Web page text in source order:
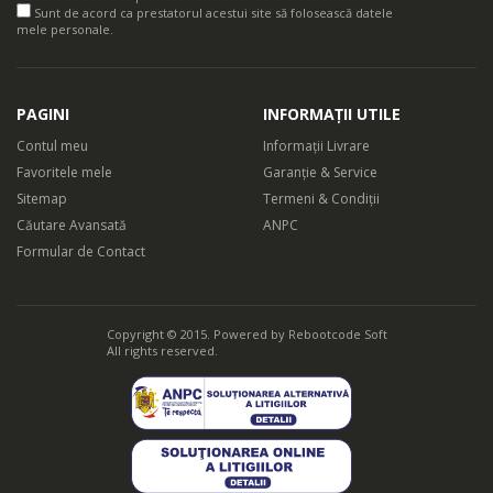
ml, astfel incat poti calca mai multe haine odata
Sunt de acord ca prestatorul acestui site să folosească datele
mele personale.
PAGINI
Contul meu
Favoritele mele
Sitemap
Căutare Avansată
Formular de Contact
INFORMAȚII UTILE
Informații Livrare
Garanție & Service
Termeni & Condiții
ANPC
Copyright © 2015. Powered by Rebootcode Soft
All rights reserved.